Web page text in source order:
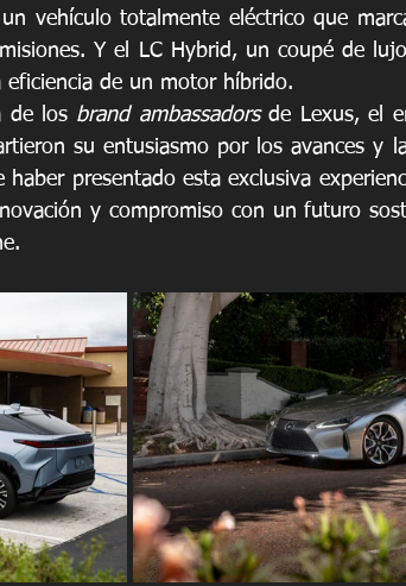
vehículo totalmente eléctrico que
Y el LC Hybrid, un coupé de
de un motor híbrido.
de los brand ambassadors de Lexus, el
su entusiasmo por los avances y
haber presentado esta exclusiva
y compromiso con un futuro